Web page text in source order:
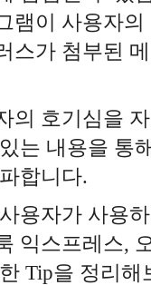
램이 사용자
스가 첨부된
의 호기심을
는 내용을 통
합니다.
용자가 사용
익스프레스,
Tip을 정리해